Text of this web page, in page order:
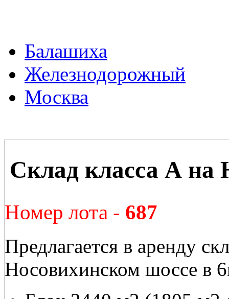
Балашиха
Железнодорожный
Москва
Склад класса А на
Номер лота - 687
Предлагается в аренду
Носовихинском шоссе